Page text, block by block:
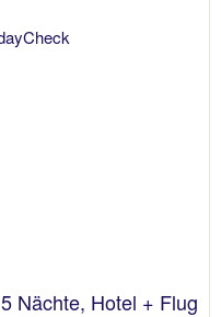
5 Nächte, Hotel + Flug